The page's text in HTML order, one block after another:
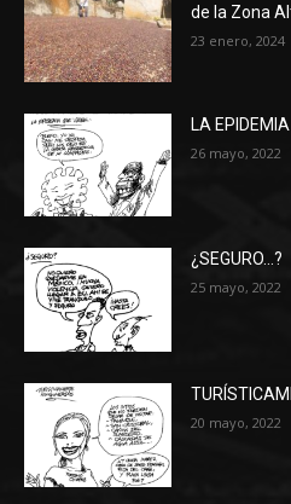
de la Zona
23 enero, 2024
LA
26 mayo, 2022
¿SEGURO…?
25 mayo, 2022
20 mayo, 2022